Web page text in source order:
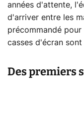
années d'attente,
d'arriver entre les
précommandé
casses d'écran
Des premiers